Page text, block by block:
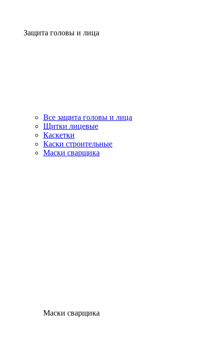
Защита головы и лица
Все защита головы и лица
Щитки лицевые
Каскетки
Каски строительные
Маски сварщика
Маски сварщика